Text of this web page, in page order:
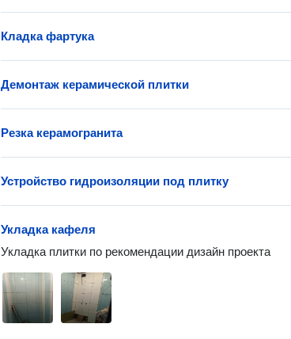
Кладка фартука
Демонтаж керамической плитки
Резка керамогранита
Устройство гидроизоляции под плитку
Укладка кафеля
Укладка плитки по рекомендации дизайн проекта